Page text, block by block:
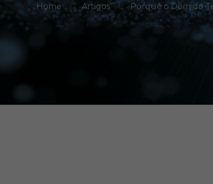
Home Artigos Porque o Dom do